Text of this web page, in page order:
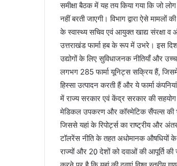
समीक्षा बैठक में यह तय किया गया कि जो
नहीं बरती जाएगी। विभाग द्वारा ऐसे
के स्वास्थ्य सचिव एवं आयुक्त खाद्य संरक्षा
उत्तराखंड फार्मा हब के रूप में उभरे। इस
उद्योगों के लिए सुविधाजनक नीतियाँ और
लगभग 285 फार्मा यूनिट्स सक्रिय हैं,
हिस्सा उत्पादन करती हैं और ये फार्मा
में राज्य सरकार एवं केंद्र सरकार की
मेडिकल उपकरण और कॉस्मेटिक सैंपल्स की भी
जिससे यहां के रिपोर्ट्स का राष्ट्रीय और
टॉलरेंस नीति के तहत अधोमानक औषधियों के
राज्यों और 20़ देशों को दवाओं की आपूर्ति की